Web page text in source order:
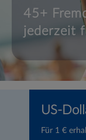
45+
jederzeit
US-
Für 1 €